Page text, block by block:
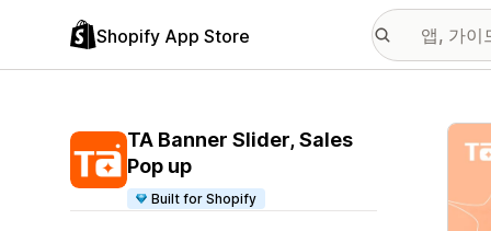
Shopify App Store
TA Banner Slider, Sales
Pop up
Built for Shopify
추천